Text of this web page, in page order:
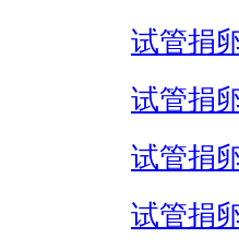
试管捐
试管捐
试管捐
试管捐